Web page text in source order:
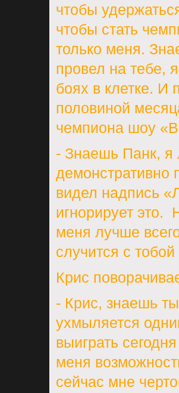
чтобы
чтобы стать
только меня.
провел на тебе,
боях в клетке. И
половиной
чемпиона шоу
- Знаешь Панк,
демонстративно
видел надпись
игнорирует это.
меня лучше
случится с
Крис
- Крис, знаешь
ухмыляется
выиграть
меня
сейчас мне